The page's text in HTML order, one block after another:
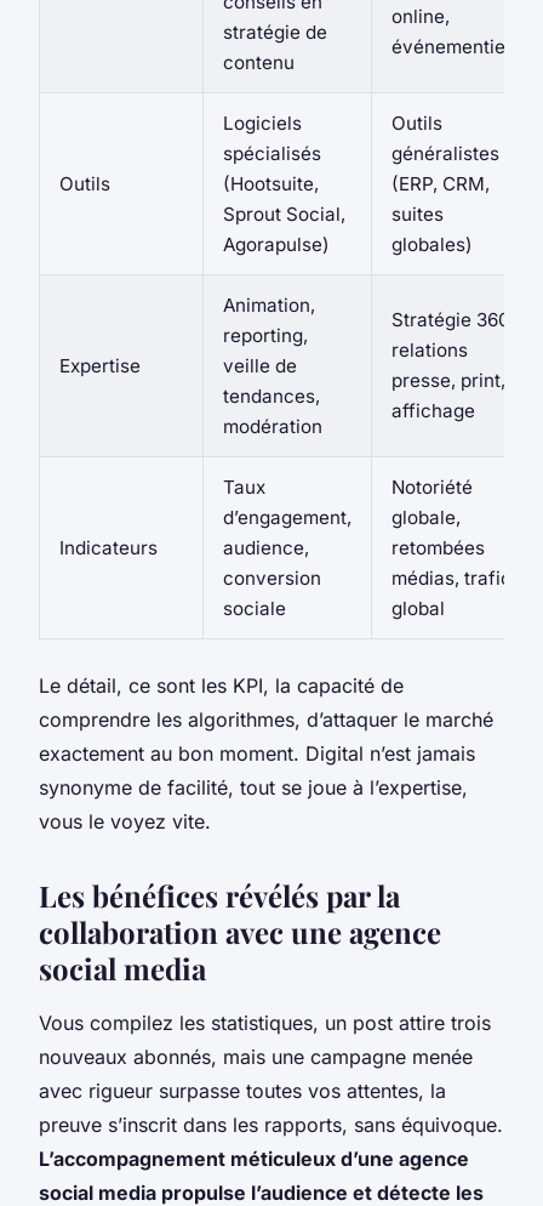
stratégie de
contenu
online,
événementiel
Outils
Logiciels
spécialisés
(Hootsuite,
Sprout Social,
Agorapulse)
Outils
généralistes
(ERP, CRM,
suites
globales)
Expertise
Animation,
reporting,
veille de
tendances,
modération
Stratégie 360,
relations
presse, print,
affichage
Indicateurs
Taux
d’engagement,
audience,
conversion
sociale
Notoriété
globale,
retombées
médias, trafic
global
Le détail, ce sont les KPI, la capacité de
comprendre les algorithmes, d’attaquer le marché
exactement au bon moment. Digital n’est jamais
synonyme de facilité, tout se joue à l’expertise,
vous le voyez vite.
Les bénéfices révélés par la
collaboration avec une agence
social media
Vous compilez les statistiques, un post attire trois
nouveaux abonnés, mais une campagne menée
avec rigueur surpasse toutes vos attentes, la
preuve s’inscrit dans les rapports, sans équivoque.
L’accompagnement méticuleux d’une agence
social media propulse l’audience et détecte les